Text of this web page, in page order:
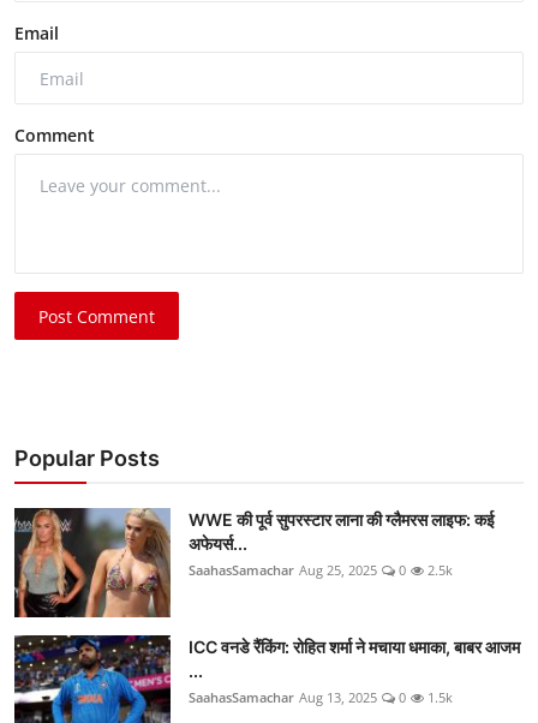
Email
Comment
Post Comment
Popular Posts
WWE की पूर्व सुपरस्टार लाना की ग्लैमरस लाइफ: कई
अफेयर्स...
SaahasSamachar Aug 25, 2025 0 2.5k
ICC वनडे रैंकिंग: रोहित शर्मा ने मचाया धमाका, बाबर आजम
...
SaahasSamachar Aug 13, 2025 0 1.5k